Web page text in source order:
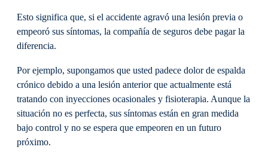
Esto significa que, si el accidente agravó una lesión previa o
empeoró sus síntomas, la compañía de seguros debe pagar la
diferencia.
Por ejemplo, supongamos que usted padece dolor de espalda
crónico debido a una lesión anterior que actualmente está
tratando con inyecciones ocasionales y fisioterapia. Aunque la
situación no es perfecta, sus síntomas están en gran medida
bajo control y no se espera que empeoren en un futuro
próximo.